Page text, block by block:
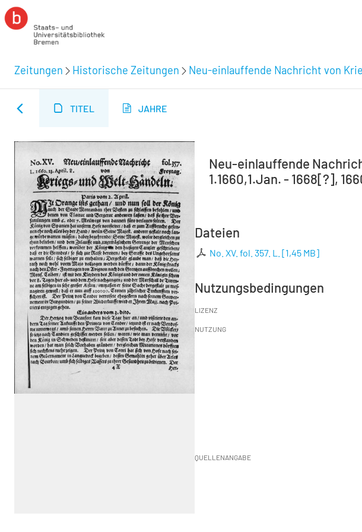
Zeitungen Historische Zeitungen Neu-einlauffende Nachricht von
TITEL JAHRE
Neu-einlauffende
1.1660,1.Jan. - 1668[?],
Dateien
No. XV. fol. 357. L. [1,45 MB]
Nutzungsbedingungen
LIZENZ
NUTZUNG
QUELLENANGABE